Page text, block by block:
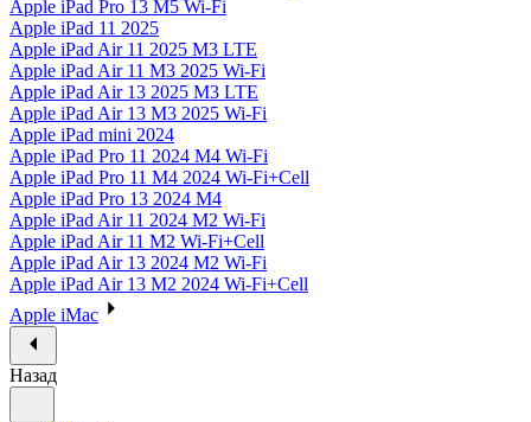
Apple iPad Pro 13 M5 Wi-Fi
Apple iPad 11 2025
Apple iPad Air 11 2025 M3 LTE
Apple iPad Air 11 M3 2025 Wi-Fi
Apple iPad Air 13 2025 M3 LTE
Apple iPad Air 13 M3 2025 Wi-Fi
Apple iPad mini 2024
Apple iPad Pro 11 2024 M4 Wi-Fi
Apple iPad Pro 11 M4 2024 Wi-Fi+Cell
Apple iPad Pro 13 2024 M4
Apple iPad Air 11 2024 M2 Wi-Fi
Apple iPad Air 11 M2 Wi-Fi+Cell
Apple iPad Air 13 2024 M2 Wi-Fi
Apple iPad Air 13 M2 2024 Wi-Fi+Cell
Apple iMac
Назад